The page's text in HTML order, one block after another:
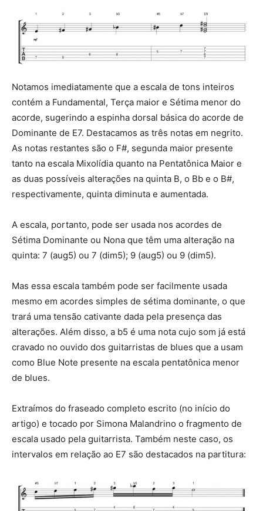
Notamos imediatamente que a escala de tons inteiros
contém a Fundamental, Terça maior e Sétima menor do
acorde, sugerindo a espinha dorsal básica do acorde de
Dominante de E7. Destacamos as três notas em negrito.
As notas restantes são o F#, segunda maior presente
tanto na escala Mixolídia quanto na Pentatônica Maior e
as duas possíveis alterações na quinta B, o Bb e o B#,
respectivamente, quinta diminuta e aumentada.
A escala, portanto, pode ser usada nos acordes de
Sétima Dominante ou Nona que têm uma alteração na
quinta: 7 (aug5) ou 7 (dim5); 9 (aug5) ou 9 (dim5).
Mas essa escala também pode ser facilmente usada
mesmo em acordes simples de sétima dominante, o que
trará uma tensão cativante dada pela presença das
alterações. Além disso, a b5 é uma nota cujo som já está
cravado no ouvido dos guitarristas de blues que a usam
como Blue Note presente na escala pentatônica menor
de blues.
Extraímos do fraseado completo escrito (no início do
artigo) e tocado por Simona Malandrino o fragmento de
escala usado pela guitarrista. Também neste caso, os
intervalos em relação ao E7 são destacados na partitura: